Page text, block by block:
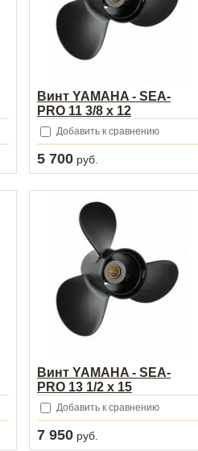
Винт YAMAHA - SEA-
PRO 11 3/8 х 12
Добавить к сравнению
5 700 руб.
Винт YAMAHA - SEA-
PRO 13 1/2 х 15
Добавить к сравнению
7 950 руб.